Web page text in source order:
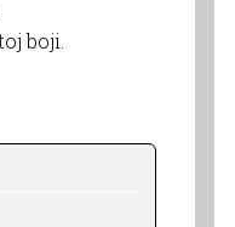
boji.